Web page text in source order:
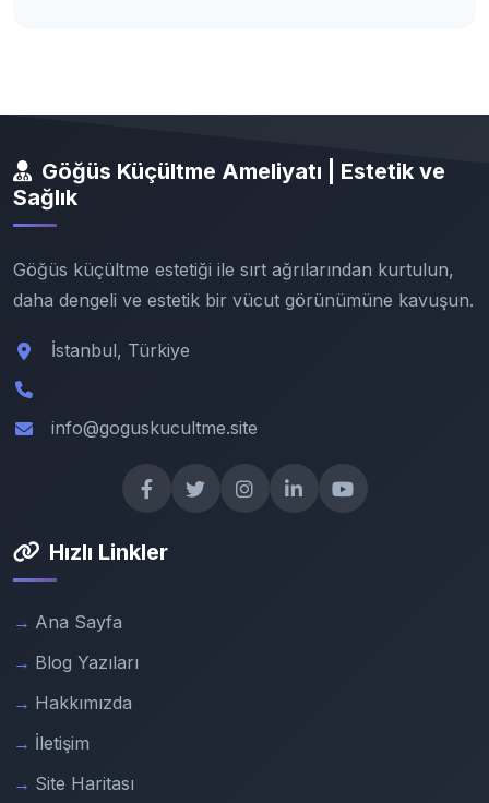
Göğüs Küçültme Ameliyatı | Estetik ve
Sağlık
Göğüs küçültme estetiği ile sırt ağrılarından kurtulun,
daha dengeli ve estetik bir vücut görünümüne kavuşun.
İstanbul, Türkiye
info@goguskucultme.site
Hızlı Linkler
Ana Sayfa
Blog Yazıları
Hakkımızda
İletişim
Site Haritası